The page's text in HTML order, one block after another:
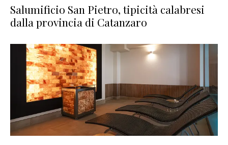
Salumificio San Pietro, tipicità calabresi
dalla provincia di Catanzaro